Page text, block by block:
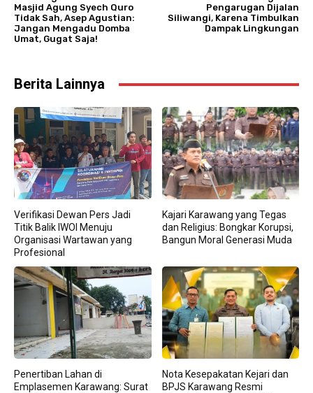
Masjid Agung Syech Quro
Tidak Sah, Asep Agustian:
Jangan Mengadu Domba
Umat, Gugat Saja!
Pengarugan Dijalan
Siliwangi, Karena Timbulkan
Dampak Lingkungan
Berita Lainnya
Verifikasi Dewan Pers Jadi
Titik Balik IWOI Menuju
Organisasi Wartawan yang
Profesional
Kajari Karawang yang Tegas
dan Religius: Bongkar Korupsi,
Bangun Moral Generasi Muda
Penertiban Lahan di
Emplasemen Karawang: Surat
Nota Kesepakatan Kejari dan
BPJS Karawang Resmi